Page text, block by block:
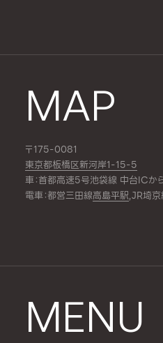
MAP
〒175-0081
東京都板橋区新河岸1-15-5
車：首都高速5号池袋線 中台IC
電車：都営三田線高島平駅,JR埼
MENU